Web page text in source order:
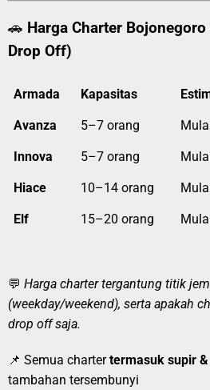
🚗 Harga Charter
Drop Off)
Armada Kapasitas
Avanza 5–7 orang
Innova 5–7 orang
Hiace 10–14 orang
Elf 15–20 orang
💬 Harga charter tergantung titik
(weekday/weekend), serta apakah
drop off saja.
📌 Semua chartertermasuk supir &
tambahan tersembunyi